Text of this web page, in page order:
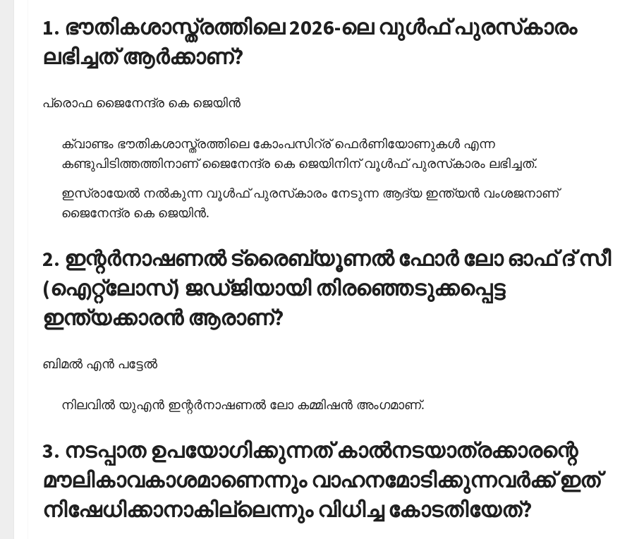
1. ഭൗതികശാസ്ത്രത്തിലെ 2026-ലെ വുള്‍ഫ് പുരസ്‌കാരം
ലഭിച്ചത് ആര്‍ക്കാണ്?
പ്രൊഫ ജൈനേന്ദ്ര കെ ജെയിന്‍
ക്വാണ്ടം ഭൗതികശാസ്ത്രത്തിലെ കോംപസിറ്ര് ഫെര്‍ണിയോണുകള്‍ എന്ന
കണ്ടുപിടിത്തത്തിനാണ് ജൈനേന്ദ്ര കെ ജെയിനിന് വൂള്‍ഫ് പുരസ്‌കാരം ലഭിച്ചത്.
ഇസ്രായേല്‍ നല്‍കുന്ന വൂള്‍ഫ് പുരസ്‌കാരം നേടുന്ന ആദ്യ ഇന്ത്യന്‍ വംശജനാണ്
ജൈനേന്ദ്ര കെ ജെയിന്‍.
2. ഇന്റര്‍നാഷണല്‍ ട്രൈബ്യൂണല്‍ ഫോര്‍ ലോ ഓഫ് ദ് സീ
(ഐറ്റ്‌ലോസ്) ജഡ്ജിയായി തിരഞ്ഞെടുക്കപ്പെട്ട
ഇന്ത്യക്കാരന്‍ ആരാണ്?
ബിമല്‍ എന്‍ പട്ടേല്‍
നിലവില്‍ യുഎന്‍ ഇന്റര്‍നാഷണല്‍ ലോ കമ്മിഷന്‍ അംഗമാണ്.
3. നടപ്പാത ഉപയോഗിക്കുന്നത് കാല്‍നടയാത്രക്കാരന്റെ
മൗലികാവകാശമാണെന്നും വാഹനമോടിക്കുന്നവര്‍ക്ക് ഇത്
നിഷേധിക്കാനാകില്ലെന്നും വിധിച്ച കോടതിയേത്?